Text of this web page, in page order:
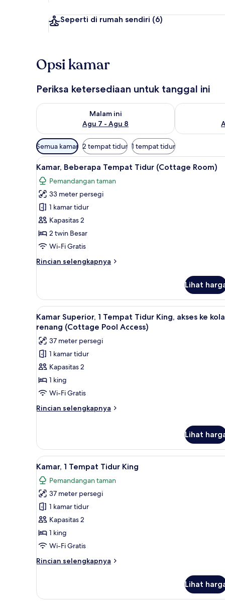
Seperti di rumah sendiri (6)
Opsi kamar
Periksa ketersediaan untuk tanggal ini
Malam ini
Agu 7 - Agu 8
Periksa ketersediaan untuk malam ini Agu 7 - Agu 8
Periksa
Filter
tersedia
untuk
kamar
Semua kamar 2 tempat tidur 1 tempat tidur
Lihat
semua
foto
untuk
Kamar,
Beberapa
Tempat
Tidur
Room)
Kamar, Beberapa Tempat
7
Kamar, Beberapa Tempat Tidur (Cottage Room)
Pemandangan taman
33 meter persegi
1 kamar tidur
Kapasitas 2
2 twin Besar
Wi-Fi Gratis
Rincian selengkapnya
Rincian
Kamar,
Beberapa
Tempat
Tidur
(Cottage
Room)
Lihat
Lihat
semua
foto
untuk
Kamar
Superior,
1
Tempat
Tidur
King,
kolam
renang
(Cottage
Pool
Access)
Kamar Superior, 1 Tempat
15
Kamar Superior, 1 Tempat Tidur King, akses ke
renang (Cottage Pool Access)
37 meter persegi
1 kamar tidur
Kapasitas 2
1 king
Wi-Fi Gratis
Rincian selengkapnya
Rincian
Kamar
Superior,
1
Tempat
Tidur
King,
akses
ke
kolam
renang
(Cottage
Pool
Lihat
Lihat
semua
foto
untuk
Kamar,
1
Tempat
Tidur
Kamar, 1 Tempat Tidur King |
6
Kamar, 1 Tempat Tidur King
Pemandangan taman
37 meter persegi
1 kamar tidur
Kapasitas 2
1 king
Wi-Fi Gratis
Rincian selengkapnya
Rincian
Kamar,
Lihat